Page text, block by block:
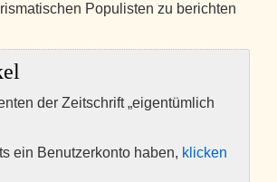
Populisten zu berichten
der Zeitschrift „eigentümlich
ein Benutzerkonto haben, klicken